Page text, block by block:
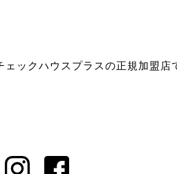
ックハウスプラスの正規加盟店